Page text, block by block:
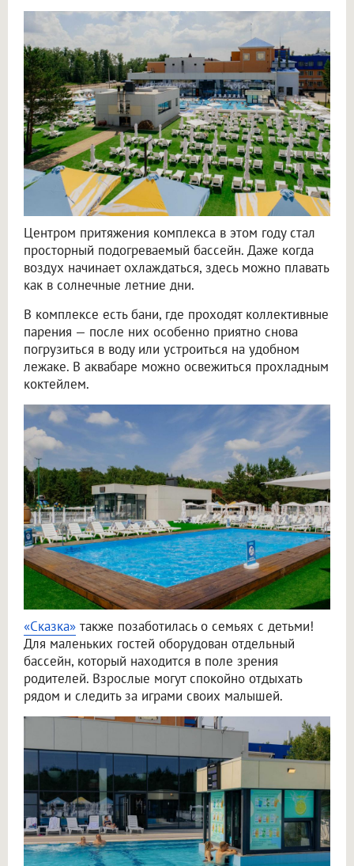
Центром притяжения комплекса в этом году стал
просторный подогреваемый бассейн. Даже когда
воздух начинает охлаждаться, здесь можно плавать
как в солнечные летние дни.
В комплексе есть бани, где проходят коллективные
парения — после них особенно приятно снова
погрузиться в воду или устроиться на удобном
лежаке. В аквабаре можно освежиться прохладным
коктейлем.
«Сказка» также позаботилась о семьях с детьми!
Для маленьких гостей оборудован отдельный
бассейн, который находится в поле зрения
родителей. Взрослые могут спокойно отдыхать
рядом и следить за играми своих малышей.